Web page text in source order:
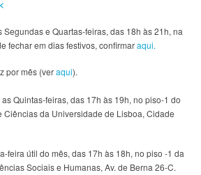
Segundas e Quartas-feiras, das 18h às 21h, na
fechar em dias festivos, confirmaraqui.
por mês (veraqui).
as Quintas-feiras, das 17h às 19h, no piso-1 do
Ciências da Universidade de Lisboa, Cidade
feira útil do mês, das 17h às 18h, no piso -1 da
Sociais e Humanas, Av. de Berna 26-C.